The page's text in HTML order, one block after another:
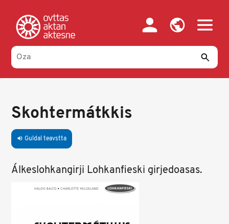
main
content
Skohtermátkkis
volume_up Guldal teavstta
Álkeslohkangirji Lohkanfieski girjedoasas.